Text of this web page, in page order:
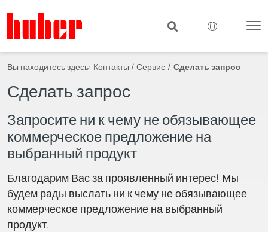
Вы находитесь здесь: Контакты / Сервис Сделать запрос
Сделать запрос
Запросите ни к чему не обязывающее
коммерческое предложение на
выбранный продукт
Благодарим Вас за проявленный интерес! Мы
будем рады выслать ни к чему не обязывающее
коммерческое предложение на выбранный
продукт.